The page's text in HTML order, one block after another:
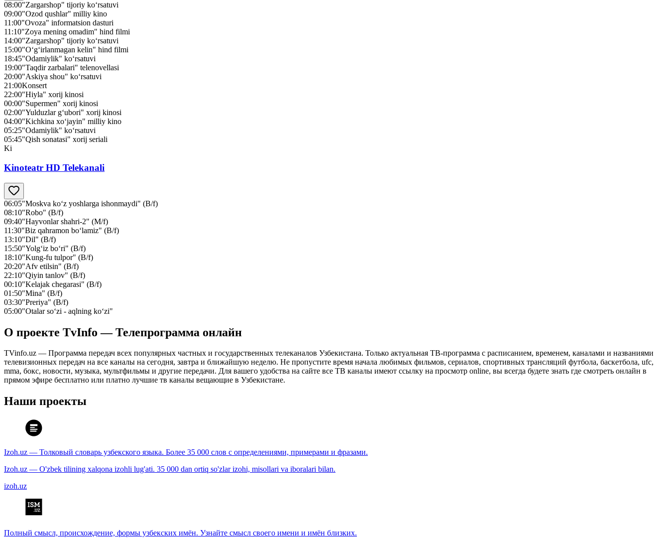
08:00"Zargarshop" tijoriy ko‘rsatuvi
09:00"Ozod qushlar" milliy kino
11:00"Ovoza" informatsion dasturi
11:10"Zoya mening omadim" hind filmi
14:00"Zargarshop" tijoriy ko‘rsatuvi
15:00"O‘g‘irlanmagan kelin" hind filmi
18:45"Odamiylik" ko‘rsatuvi
19:00"Taqdir zarbalari" telenovellasi
20:00"Askiya shou" ko‘rsatuvi
21:00Konsert
22:00"Hiyla" xorij kinosi
00:00"Supermen" xorij kinosi
02:00"Yulduzlar g‘ubori" xorij kinosi
04:00"Kichkina xo‘jayin" milliy kino
05:25"Odamiylik" ko‘rsatuvi
05:45"Qish sonatasi" xorij seriali
Ki
Kinoteatr HD Telekanali
06:05"Moskva ko‘z yoshlarga ishonmaydi" (B/f)
08:10"Robo" (B/f)
09:40"Hayvonlar shahri-2" (M/f)
11:30"Biz qahramon bo‘lamiz" (B/f)
13:10"Dil" (B/f)
15:50"Yolg‘iz bo‘ri" (B/f)
18:10"Kung-fu tulpor" (B/f)
20:20"Afv etilsin" (B/f)
22:10"Qiyin tanlov" (B/f)
00:10"Kelajak chegarasi" (B/f)
01:50"Mina" (B/f)
03:30"Preriya" (B/f)
05:00"Otalar so‘zi - aqlning ko‘zi"
О проекте TvInfo — Телепрограмма онлайн
TVinfo.uz — Программа передач всех популярных частных и государственных телеканалов Узбекистана. Только актуальная ТВ-программа с расписанием, временем, каналами и названиями
телевизионных передач на все каналы на сегодня, завтра и ближайшую неделю. Не пропустите время начала любимых фильмов, сериалов, спортивных трансляций футбола, баскетбола, ufc,
mma, бокс, новости, музыка, мультфильмы и другие передачи. Для вашего удобства на сайте все ТВ каналы имеют ссылку на просмотр online, вы всегда будете знать где смотреть онлайн в
прямом эфире бесплатно или платно лучшие тв каналы вещающие в Узбекистане.
Наши проекты
Izoh.uz — Толковый словарь узбекского языка. Более 35 000 слов с определениями, примерами и фразами.
Izoh.uz — O'zbek tilining xalqona izohli lug'ati. 35 000 dan ortiq so'zlar izohi, misollari va iboralari bilan.
izoh.uz
Полный смысл, происхождение, формы узбекских имён. Узнайте смысл своего имени и имён близких.